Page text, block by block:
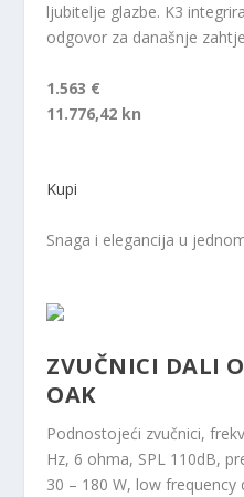
ljubitelje glazbe. K3
odgovor za današnje
1.563 €
11.776,42 kn
Kupi
Snaga i elegancija u
ZVUČNICI DALI
OAK
Podnostojeći zvučnici,
Hz, 6 ohma, SPL 110dB,
30 – 180 W, low